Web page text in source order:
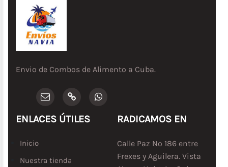
Envio de Combos de Alimento a Cuba.
ENLACES ÚTILES
Inicio
Nuestra tienda
RADICAMOS EN
Calle Paz No 186 entre
Frexes y Aguilera. Vista